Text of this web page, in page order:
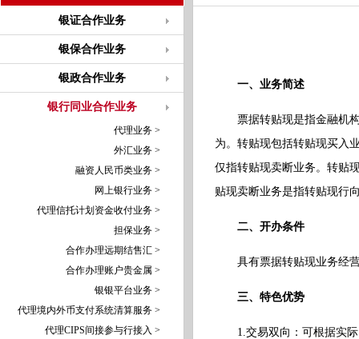
银证合作业务
银保合作业务
银政合作业务
银行同业合作业务
代理业务 >
外汇业务 >
融资人民币类业务 >
网上银行业务 >
代理信托计划资金收付业务 >
担保业务 >
合作办理远期结售汇 >
合作办理账户贵金属 >
银银平台业务 >
代理境内外币支付系统清算服务 >
代理CIPS间接参与行接入 >
一、业务简述
票据转贴现是指金融机
为。转贴现包括转贴现买入
仅指转贴现卖断业务。转贴
贴现卖断业务是指转贴现行
二、开办条件
具有票据转贴现业务经
三、特色优势
1.交易双向：可根据实